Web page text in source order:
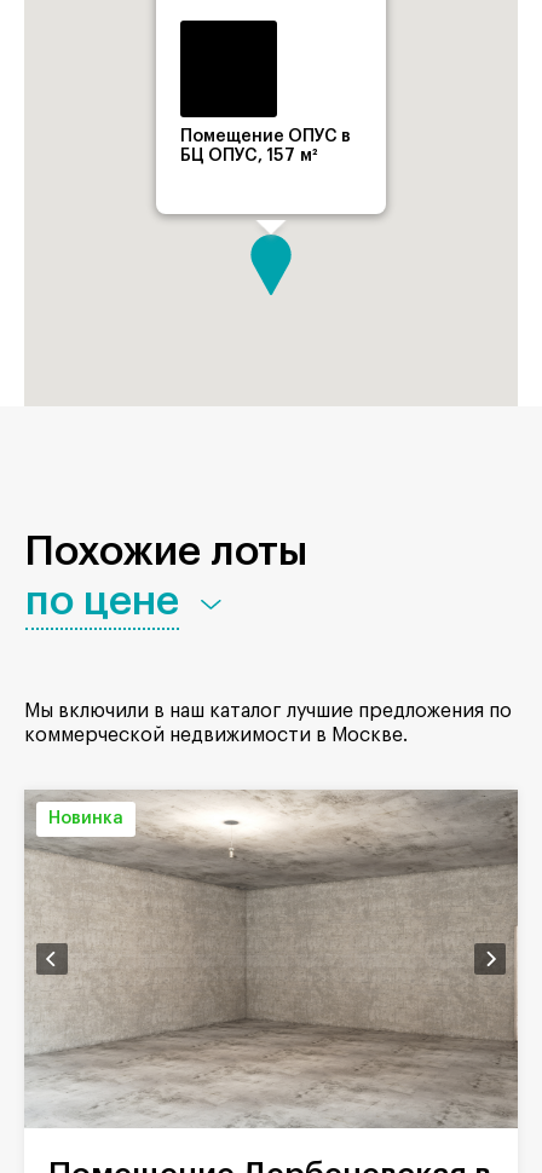
Помещение ОПУС в
БЦ ОПУС, 157 м²
Похожие лоты
по цене
Мы включили в наш каталог лучшие предложения по
коммерческой недвижимости в Москве.
Новинка